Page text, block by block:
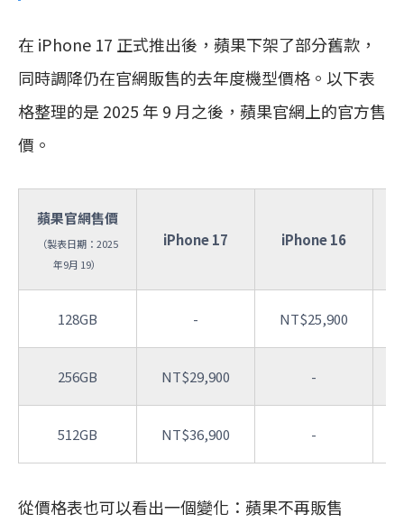
在 iPhone 17 正式推出後，蘋果下架了部分舊款，
同時調降仍在官網販售的去年度機型價格。以下表
格整理的是 2025 年 9 月之後，蘋果官網上的官方售
價。
蘋果官網售價
（製表日期：2025
年9月 19）
iPhone 17 iPhone 16
128GB - NT$25,900
256GB NT$29,900 -
512GB NT$36,900 -
從價格表也可以看出一個變化：蘋果不再販售